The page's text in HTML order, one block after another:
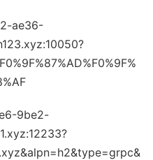
ae36-
9be2-